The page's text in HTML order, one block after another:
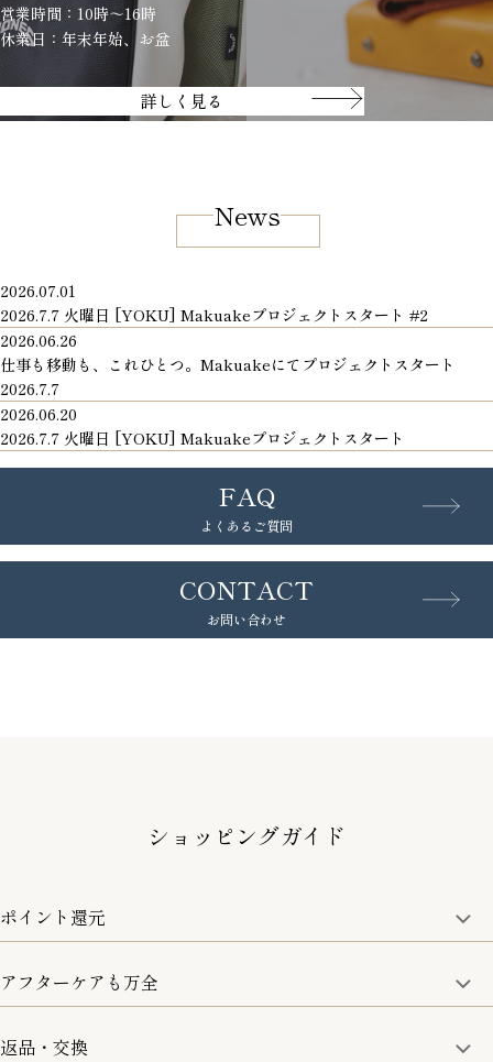
営業時間：10時～16時
休業日：年末年始、お盆
詳しく見る
News
2026.07.01
2026.7.7 火曜日 [YOKU] Makuakeプロジェクトスタート #2
2026.06.26
仕事も移動も、これひとつ。Makuakeにてプロジェクトスタート
2026.7.7
2026.06.20
2026.7.7 火曜日 [YOKU] Makuakeプロジェクトスタート
FAQ
よくあるご質問
CONTACT
お問い合わせ
ショッピングガイド
ポイント還元
商品金額の10%をポイント還元いたします。
アフターケアも万全
取り扱い商品はすべて正規品となります。
返品・交換